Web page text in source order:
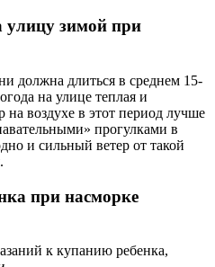
зимой при
должна длиться в среднем 15-
на улице теплая и
воздухе в этот период лучше
прогулками в
и сильный ветер от такой
при насморке
к купанию ребенка,